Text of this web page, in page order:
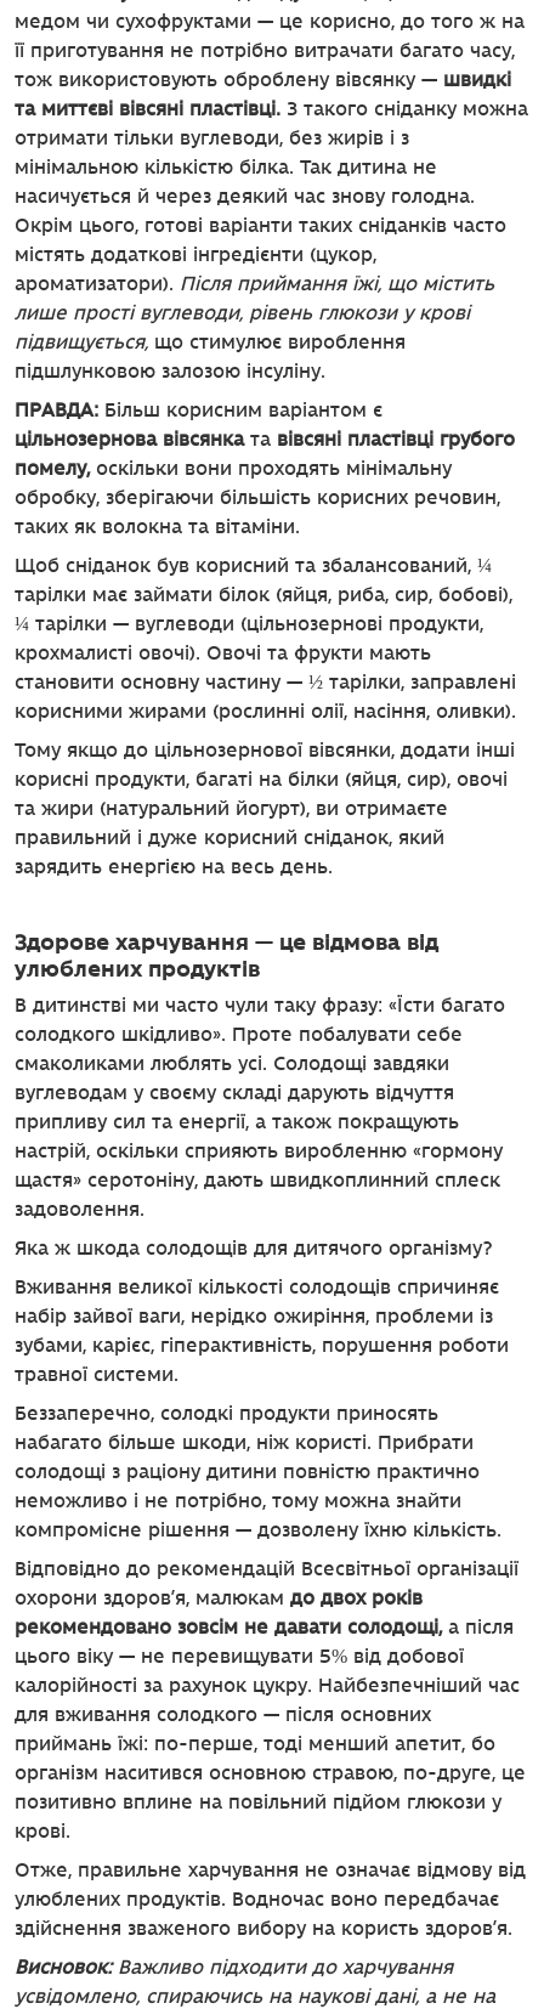
медом чи сухофруктами — це корисно, до того ж на
її приготування не потрібно витрачати багато часу,
тож використовують оброблену вівсянку — швидкі
та миттєві вівсяні пластівці. З такого сніданку можна
отримати тільки вуглеводи, без жирів і з
мінімальною кількістю білка. Так дитина не
насичується й через деякий час знову голодна.
Окрім цього, готові варіанти таких сніданків часто
містять додаткові інгредієнти (цукор,
ароматизатори). Після приймання їжі, що містить
лише прості вуглеводи, рівень глюкози у крові
підвищується, що стимулює вироблення
підшлунковою залозою інсуліну.
ПРАВДА: Більш корисним варіантом є
цільнозернова вівсянката вівсяні пластівці грубого
помелу,оскільки вони проходять мінімальну
обробку, зберігаючи більшість корисних речовин,
таких як волокна та вітаміни.
Щоб сніданок був корисний та збалансований, ¼
тарілки має займати білок (яйця, риба, сир, бобові),
¼ тарілки — вуглеводи (цільнозернові продукти,
крохмалисті овочі). Овочі та фрукти мають
становити основну частину — ½ тарілки, заправлені
корисними жирами (рослинні олії, насіння, оливки).
Тому якщо до цільнозернової вівсянки, додати інші
корисні продукти, багаті на білки (яйця, сир), овочі
та жири (натуральний йогурт), ви отримаєте
правильний і дуже корисний сніданок, який
зарядить енергією на весь день.
Здорове харчування — це відмова від
улюблених продуктів
В дитинстві ми часто чули таку фразу: «Їсти багато
солодкого шкідливо». Проте побалувати себе
смаколиками люблять усі. Солодощі завдяки
вуглеводам у своєму складі дарують відчуття
припливу сил та енергії, а також покращують
настрій, оскільки сприяють виробленню «гормону
щастя» серотоніну, дають швидкоплинний сплеск
задоволення.
Яка ж шкода солодощів для дитячого організму?
Вживання великої кількості солодощів спричиняє
набір зайвої ваги, нерідко ожиріння, проблеми із
зубами, карієс, гіперактивність, порушення роботи
травної системи.
Беззаперечно, солодкі продукти приносять
набагато більше шкоди, ніж користі. Прибрати
солодощі з раціону дитини повністю практично
неможливо і не потрібно, тому можна знайти
компромісне рішення — дозволену їхню кількість.
Відповідно до рекомендацій Всесвітньої організації
охорони здоров’я, малюкам до двох років
рекомендовано зовсім не давати солодощі,а після
цього віку — не перевищувати 5% від добової
калорійності за рахунок цукру. Найбезпечніший час
для вживання солодкого — після основних
приймань їжі: по-перше, тоді менший апетит, бо
організм наситився основною стравою, по-друге, це
позитивно вплине на повільний підйом глюкози у
крові.
Отже, правильне харчування не означає відмову від
улюблених продуктів. Водночас воно передбачає
здійснення зваженого вибору на користь здоров’я.
Висновок: Важливо підходити до харчування
усвідомлено, спираючись на наукові дані, а не на